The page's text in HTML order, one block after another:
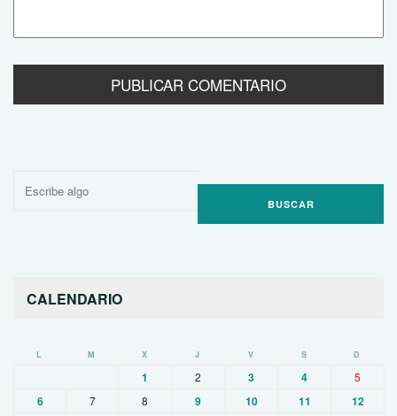
Buscar
CALENDARIO
L M X J V S D
1 2 3 4 5
6 7 8 9 10 11
12